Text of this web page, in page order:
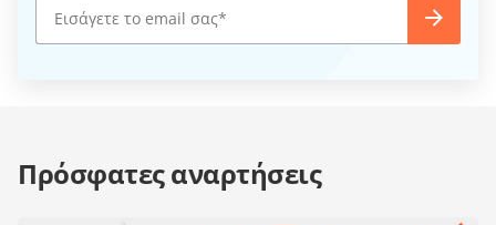
Πρόσφατες αναρτήσεις